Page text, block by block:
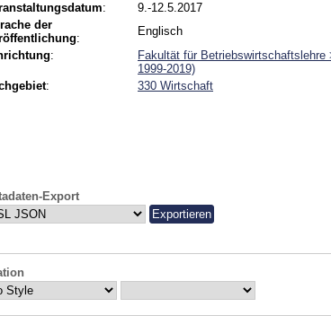
:
9.-12.5.2017
der
:
Englisch
:
Fakultät für
1999-2019)
: 330 Wirtschaft
Export